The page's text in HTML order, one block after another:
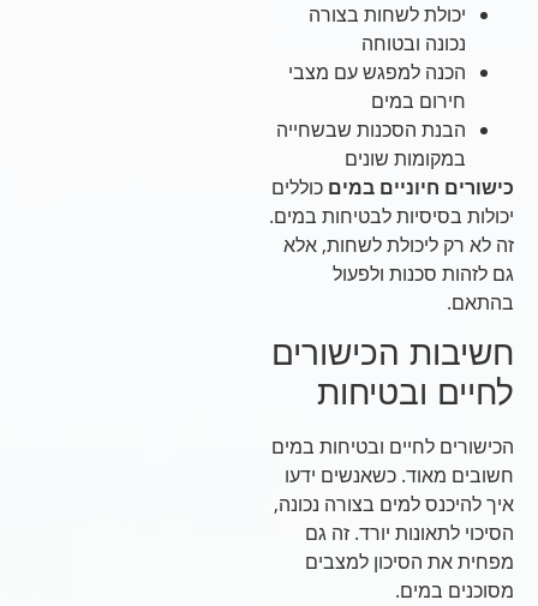
יכולת לשחות בצורה
נכונה ובטוחה
הכנה למפגש עם מצבי
חירום במים
הבנת הסכנות שבשחייה
במקומות שונים
כישורים חיוניים במיםכוללים
יכולות בסיסיות לבטיחות במים.
זה לא רק ליכולת לשחות, אלא
גם לזהות סכנות ולפעול
בהתאם.
חשיבות הכישורים
לחיים ובטיחות
הכישורים לחיים ובטיחות במים
חשובים מאוד. כשאנשים ידעו
איך להיכנס למים בצורה נכונה,
הסיכוי לתאונות יורד. זה גם
מפחית את הסיכון למצבים
מסוכנים במים.